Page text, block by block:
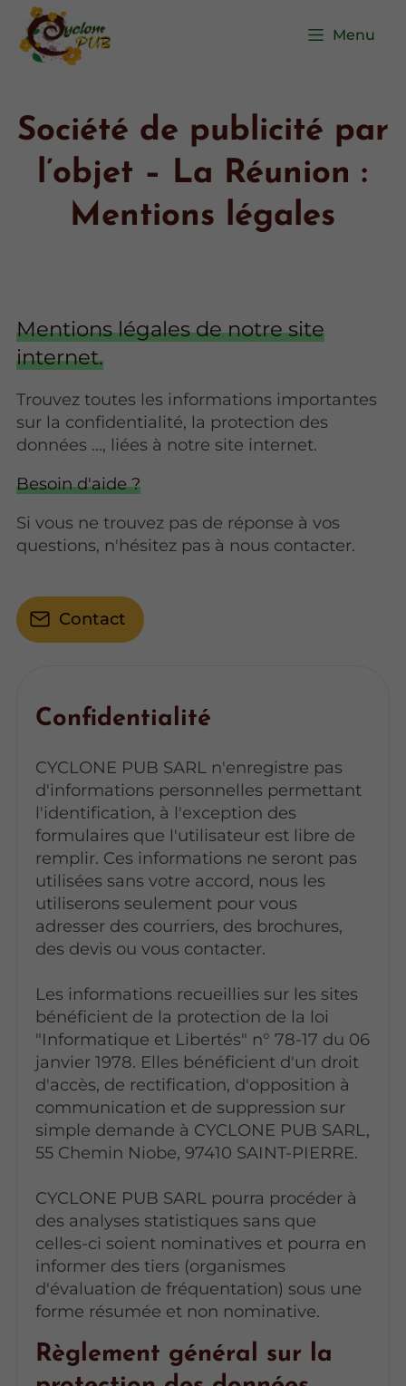
Menu
Société de publicité par
l’objet – La Réunion :
Mentions légales
Mentions légales de notre site
internet.
Trouvez toutes les informations importantes
sur la confidentialité, la protection des
données ..., liées à notre site internet.
Besoin d'aide ?
Si vous ne trouvez pas de réponse à vos
questions, n'hésitez pas à nous contacter.
Contact
Confidentialité
CYCLONE PUB SARL n'enregistre pas
d'informations personnelles permettant
l'identification, à l'exception des
formulaires que l'utilisateur est libre de
remplir. Ces informations ne seront pas
utilisées sans votre accord, nous les
utiliserons seulement pour vous
adresser des courriers, des brochures,
des devis ou vous contacter.
Les informations recueillies sur les sites
bénéficient de la protection de la loi
"Informatique et Libertés" n° 78-17 du 06
janvier 1978. Elles bénéficient d'un droit
d'accès, de rectification, d'opposition à
communication et de suppression sur
simple demande à CYCLONE PUB SARL,
55 Chemin Niobe, 97410 SAINT-PIERRE.
CYCLONE PUB SARL pourra procéder à
des analyses statistiques sans que
celles-ci soient nominatives et pourra en
informer des tiers (organismes
d'évaluation de fréquentation) sous une
forme résumée et non nominative.
Règlement général sur la